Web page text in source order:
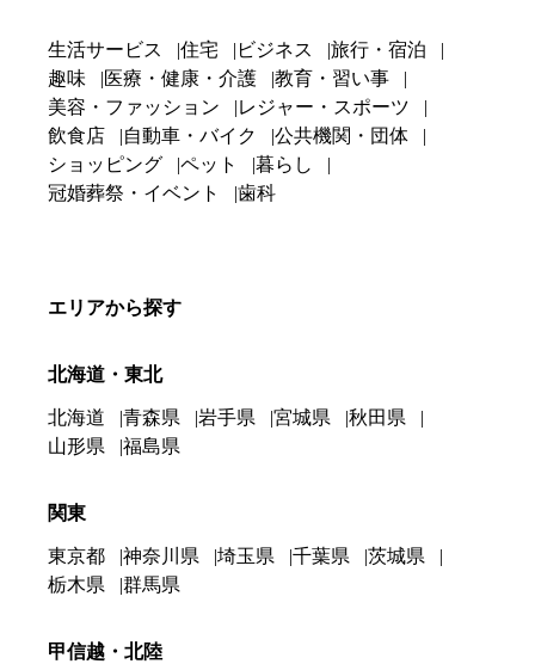
生活サービス 住宅 ビジネス
旅行・宿泊
趣味
医療・健康・介護
教育・習い事
美容・ファッション
レジャー・スポーツ
飲食店
自動車・バイク
公共機関・団体
ショッピング
ペット
暮らし
冠婚葬祭・イベント
歯科
エリアから探す
北海道・東北
北海道 青森県 岩手県 宮城県
秋田県
山形県
福島県
関東
東京都 神奈川県 埼玉県 千葉県
茨城県
栃木県
群馬県
甲信越・北陸